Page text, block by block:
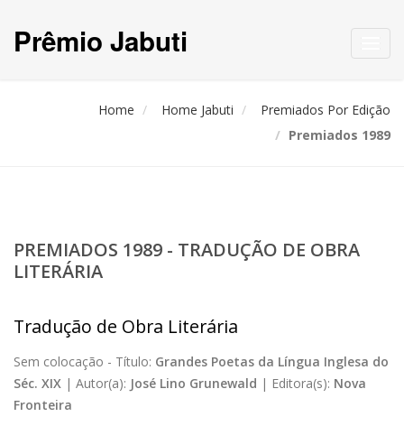
Prêmio Jabuti
Home Home Jabuti
Premiados Por Edição
Premiados 1989
PREMIADOS 1989 - TRADUÇÃO DE OBRA
LITERÁRIA
Tradução de Obra Literária
Sem colocação - Título: Grandes Poetas da Língua Inglesa do
Séc. XIX | Autor(a): José Lino Grunewald | Editora(s): Nova
Fronteira